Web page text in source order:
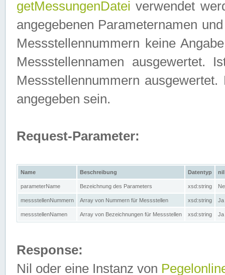
getMessungenDatei verwendet
angegebenen Parameternamen
Messstellennummern keine
Messstellennamen ausgewertet.
Messstellennummern
angegeben sein.
Request-Parameter:
Name Beschreibung Datentyp nil
parameterName Bezeichnung des Parameters xsd:string
messstellenNummern Array von Nummern für Messstellen xsd:string Ja
messstellenNamen Array von Bezeichnungen für Messstellen xsd:string Ja
Response:
Nil oder eine Instanz von